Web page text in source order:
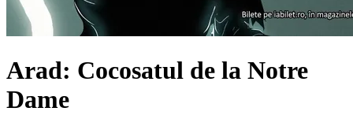
Arad: Cocosatul de la Notre
Dame